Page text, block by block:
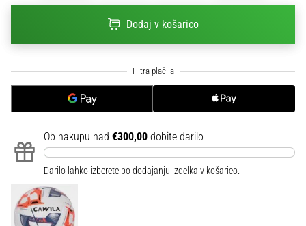
EURO
dresi
in
znamk
adidas
in
Bodi
del
vsake
Dodaj v košarico
Ob nakupu nad €300,00 dobite darilo
Darilo lahko izberete po dodajanju izdelka v košarico.